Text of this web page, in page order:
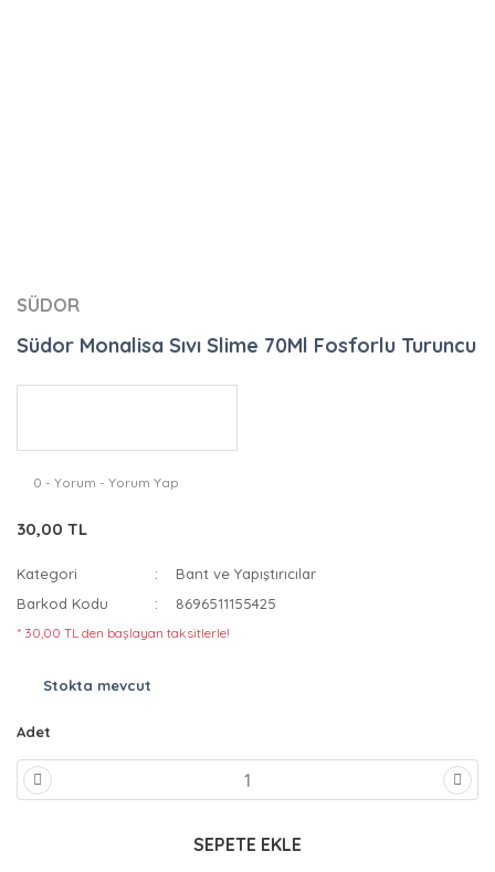
SÜDOR
Südor Monalisa Sıvı Slime 70Ml Fosforlu Turuncu
0 - Yorum - Yorum Yap
30,00 TL
Kategori
Bant ve Yapıştırıcılar
Barkod Kodu
8696511155425
* 30,00 TL den başlayan taksitlerle!
Stokta mevcut
Adet
SEPETE EKLE